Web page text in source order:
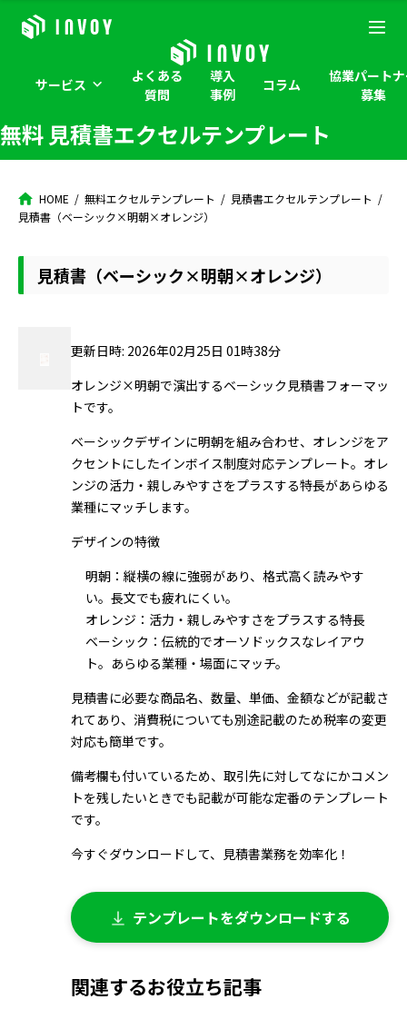
サービス
よくある
質問
導入
事例
コラム
協業パート
募集
無料 見積書エクセルテンプレート
HOME 無料エクセルテンプレート
見積書エクセルテンプレート
見積書（ベーシック×明朝×オレンジ）
見積書（ベーシック×明朝×オレンジ）
更新日時: 2026年02月25日 01時38分
オレンジ×明朝で演出するベーシック見積書フォーマッ
トです。
ベーシックデザインに明朝を組み合わせ、オレンジをア
クセントにしたインボイス制度対応テンプレート。オレ
ンジの活力・親しみやすさをプラスする特長があらゆる
業種にマッチします。
デザインの特徴
明朝：縦横の線に強弱があり、格式高く読みやす
い。長文でも疲れにくい。
オレンジ：活力・親しみやすさをプラスする特長
ベーシック：伝統的でオーソドックスなレイアウ
ト。あらゆる業種・場面にマッチ。
見積書に必要な商品名、数量、単価、金額などが記載さ
れてあり、消費税についても別途記載のため税率の変更
対応も簡単です。
備考欄も付いているため、取引先に対してなにかコメン
トを残したいときでも記載が可能な定番のテンプレート
です。
今すぐダウンロードして、見積書業務を効率化！
テンプレートをダウンロードする
関連するお役立ち記事